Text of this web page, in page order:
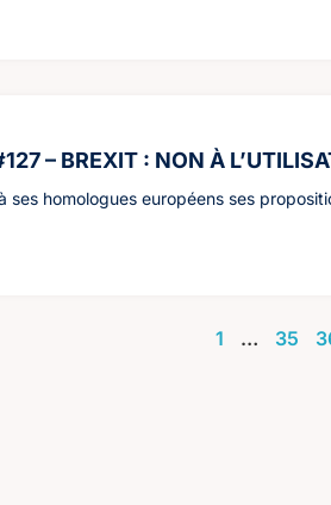
– BREXIT : NON À
homologues européens ses
1 … 35